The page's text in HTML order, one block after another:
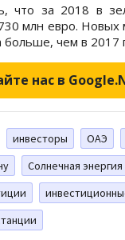
что за 2018 в
млн евро.
больше, чем в 2017
нас в
инвесторы ОАЭ
Солнечная энергия